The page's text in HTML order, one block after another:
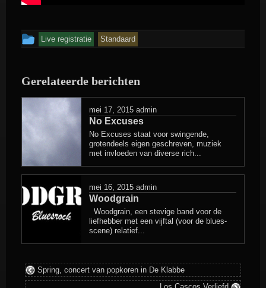
Dit
geplaatst
Live registratie Standaard
Gerelateerde berichten
mei 17, 2015 admin
No Excuses
No Excuses staat voor swingende,
grotendeels eigen geschreven, muziek
met invloeden van diverse rich...
mei 16, 2015 admin
Woodgrain
Woodgrain, een stevige band voor de
liefhebber met een vijftal (voor de blues-
scene) relatief...
Spring, concert van popkoren in De Klabbe